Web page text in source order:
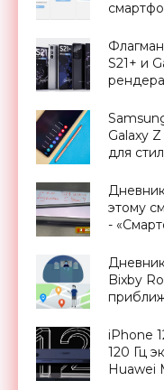
S21+ и
Galaxy
для
этому
-
Bixby
iPhone
120 Гц
Huawei